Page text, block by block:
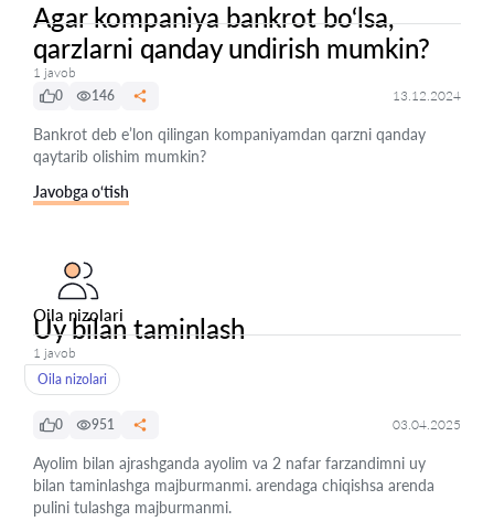
Agar kompaniya bankrot bo‘lsa,
qarzlarni qanday undirish mumkin?
1 javob
0
146 13.12.2024
Bankrot deb e’lon qilingan kompaniyamdan qarzni qanday
qaytarib olishim mumkin?
Javobga o‘tish
Oila nizolari
Uy bilan taminlash
1 javob
Oila nizolari
0 951 03.04.2025
Ayolim bilan ajrashganda ayolim va 2 nafar farzandimni uy
bilan taminlashga majburmanmi. arendaga chiqishsa arenda
pulini tulashga majburmanmi.